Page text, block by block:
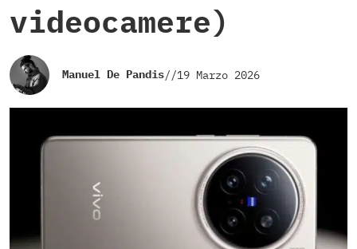
videocamere)
Manuel De Pandis//19 Marzo 2026